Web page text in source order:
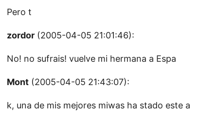
Pero t
zordor (2005-04-05 21:01:46):
No! no sufrais! vuelve mi hermana a Espa
Mont (2005-04-05 21:43:07):
k, una de mis mejores miwas ha stado este a